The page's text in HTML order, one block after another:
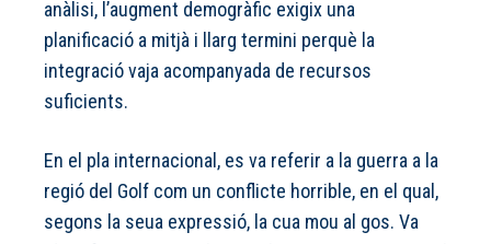
anàlisi, l’augment demogràfic exigix una
planificació a mitjà i llarg termini perquè la
integració vaja acompanyada de recursos
suficients.
En el pla internacional, es va referir a la guerra a la
regió del Golf com un conflicte horrible, en el qual,
segons la seua expressió, la cua mou al gos. Va